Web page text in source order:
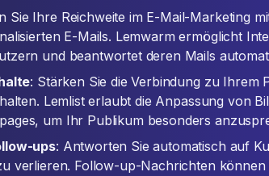
Sie Ihre Reichweite im E-Mail-Marketing
E-Mails. Lemwarm ermöglicht
und beantwortet deren Mails
: Stärken Sie die Verbindung zu Ihrem
Lemlist erlaubt die Anpassung von
um Ihr Publikum besonders
ups: Antworten Sie automatisch auf
verlieren. Follow-up-Nachrichten können